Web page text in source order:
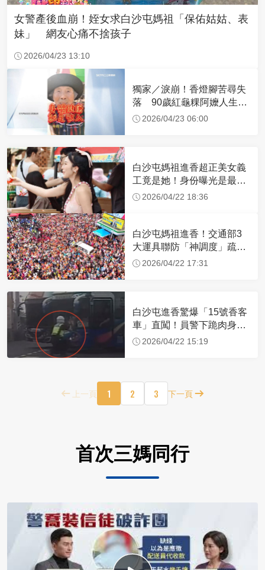
女警產後血崩！姪女求白沙屯媽祖「保佑姑姑、表
妹」 網友心痛不捨孩子
2026/04/23 13:10
獨家／淚崩！香燈腳苦尋失
落 90歲紅龜粿阿嬤人生謝
幕2026/04/23 06:00
白沙屯媽祖進香超正美女義
工竟是她！身份曝光是最美
禮生 一輩子不結婚
2026/04/22 18:36
白沙屯媽祖進香！交通部3
大運具聯防「神調度」疏運
32.1萬創新高
2026/04/22 17:31
白沙屯進香驚爆「15號香客
車」直闖！員警下跪肉身擋
車：讓行人先過
2026/04/22 15:19
上一頁 1 2 3 下一頁
首次三媽同行